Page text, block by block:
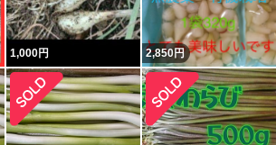
1,000円 2,850円